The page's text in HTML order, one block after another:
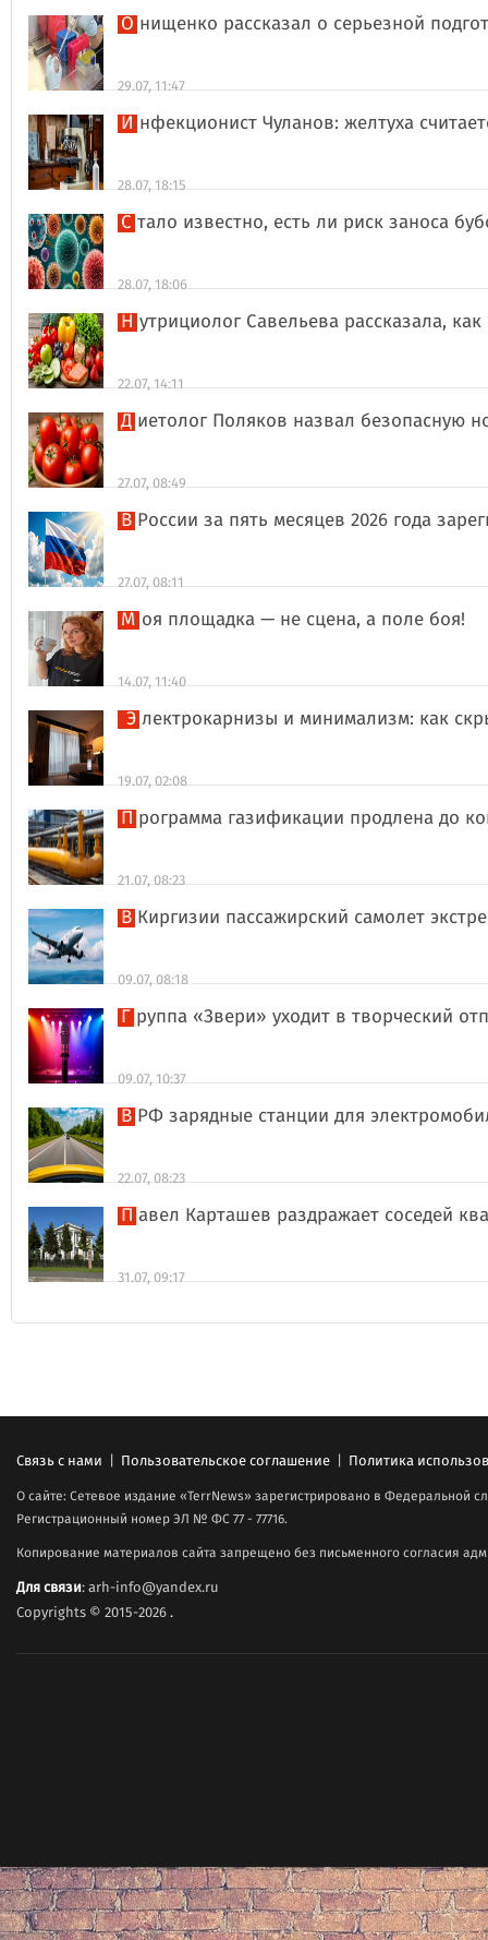
Онищенко рассказал о серьезной
29.07, 11:47
Инфекционист Чуланов: желтуха
28.07, 18:15
Стало известно, есть ли риск заноса
28.07, 18:06
Нутрициолог Савельева рассказала,
22.07, 14:11
Диетолог Поляков назвал безопасную
27.07, 08:49
В России за пять месяцев 2026 года
27.07, 08:11
Моя площадка — не сцена, а поле боя!
14.07, 11:40
Электрокарнизы и минимализм: как
19.07, 02:08
Программа газификации продлена до
21.07, 08:23
В Киргизии пассажирский самолет
09.07, 08:18
Группа «Звери» уходит в творческий
09.07, 10:37
В РФ зарядные станции для
22.07, 08:23
Павел Карташев раздражает соседей
31.07, 09:17
Связь с нами | Пользовательское соглашение | Политика
О сайте: Сетевое издание «TerrNews» зарегистрировано в Федеральной
Регистрационный номер ЭЛ № ФС 77 - 77716.
Копирование материалов сайта запрещено без письменного согласия
Для связи: arh-info@yandex.ru
Copyrights © 2015-2026.